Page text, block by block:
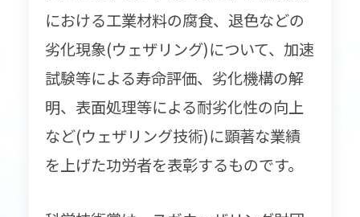
における工業材料の腐食、退色などの
劣化現象(ウェザリング)について、加速
試験等による寿命評価、劣化機構の解
明、表面処理等による耐劣化性の向上
など(ウェザリング技術)に顕著な業績
を上げた功労者を表彰するものです。